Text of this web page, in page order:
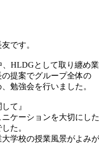
です。
HLDGとして取り纏め
提案でグループ全体の
勉強会を行いました。
て』
ケーションを大切にし
た。
学校の授業風景がよみ